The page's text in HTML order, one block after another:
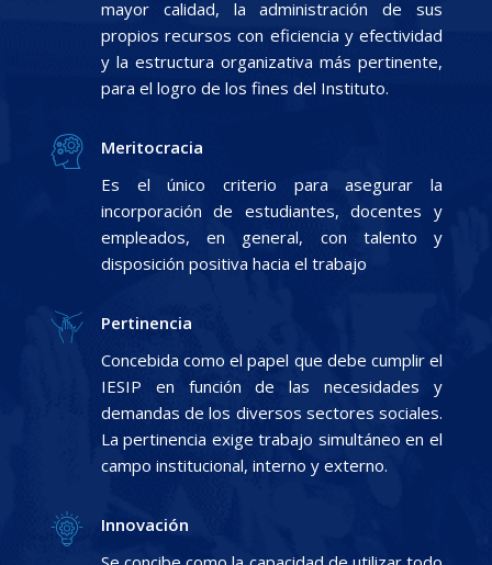
mayor calidad, la administración de sus
propios recursos con eficiencia y efectividad
y la estructura organizativa más pertinente,
para el logro de los fines del Instituto.
Meritocracia
Es el único criterio para asegurar la
incorporación de estudiantes, docentes y
empleados, en general, con talento y
disposición positiva hacia el trabajo
Pertinencia
Concebida como el papel que debe cumplir el
IESIP en función de las necesidades y
demandas de los diversos sectores sociales.
La pertinencia exige trabajo simultáneo en el
campo institucional, interno y externo.
Innovación